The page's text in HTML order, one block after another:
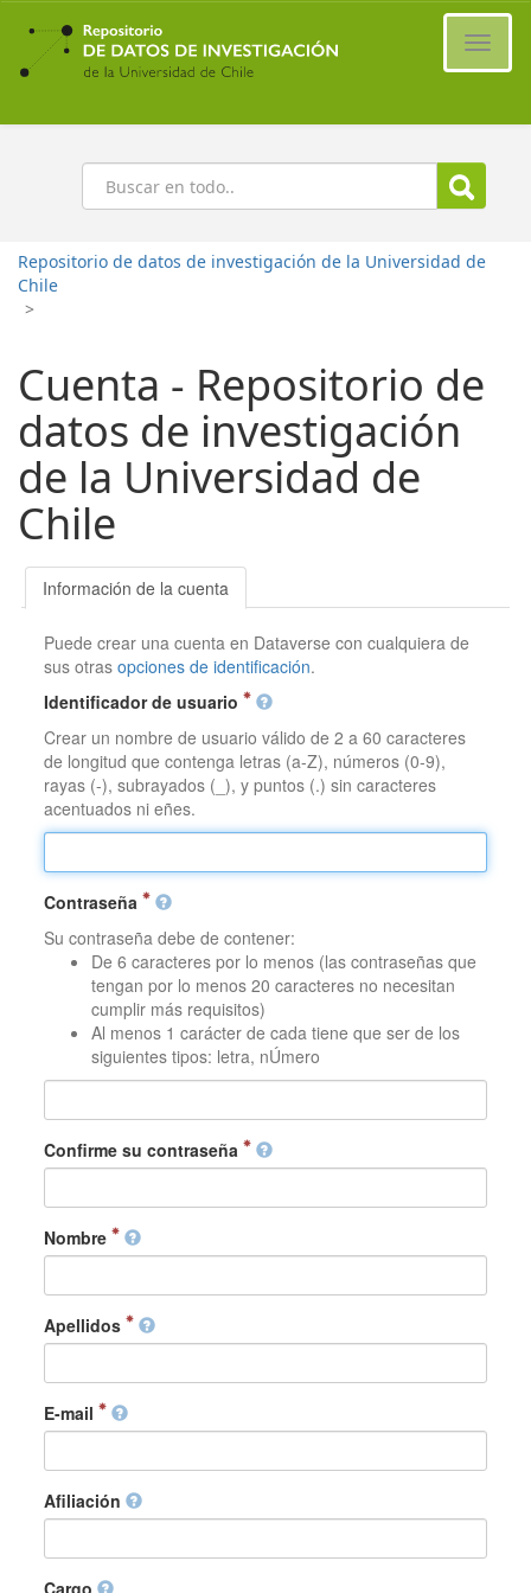
Ir
contenido
principal
Buscar
Repositorio de datos de investigación de la Universidad de
Chile
>
Cuenta - Repositorio de
datos de investigación
de la Universidad de
Chile
Información de la cuenta
Puede crear una cuenta en Dataverse con cualquiera de
sus otrasopciones de identificación.
Identificador de usuario
Crear un nombre de usuario válido de 2 a 60 caracteres
de longitud que contenga letras (a-Z), números (0-9),
rayas (-), subrayados (_), y puntos (.) sin caracteres
acentuados ni eñes.
Contraseña
Su contraseña debe de contener:
De 6 caracteres por lo menos (las contraseñas que
tengan por lo menos 20 caracteres no necesitan
cumplir más requisitos)
Al menos 1 carácter de cada tiene que ser de los
siguientes tipos: letra, nÚmero
Confirme su contraseña
Nombre
Apellidos
E-mail
Afiliación
Cargo